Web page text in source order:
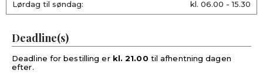
Lørdag til søndag: kl. 06.00 - 15.30
Deadline(s)
Deadline for bestilling er kl. 21.00 til afhentning dagen
efter.